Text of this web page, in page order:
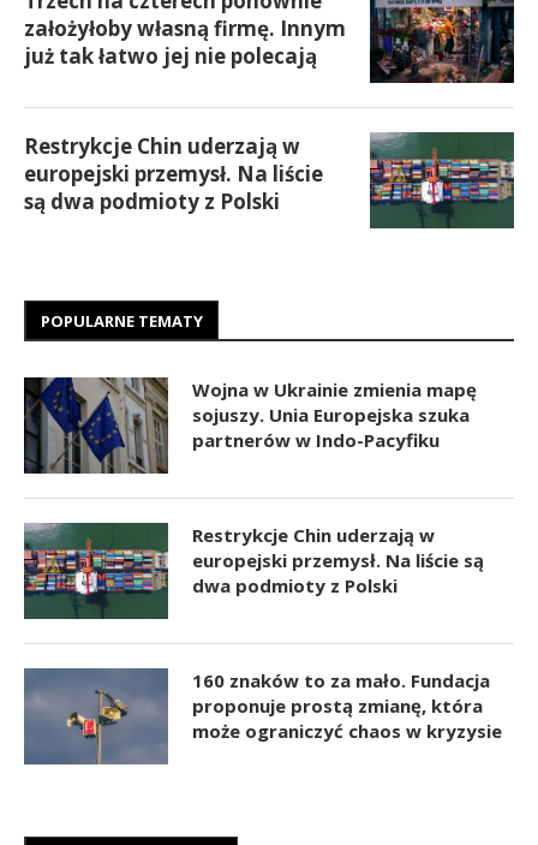
założyłoby własną firmę. Innym
już tak łatwo jej nie polecają
Restrykcje Chin uderzają w
europejski przemysł. Na liście
są dwa podmioty z Polski
POPULARNE TEMATY
Wojna w Ukrainie zmienia mapę
sojuszy. Unia Europejska szuka
partnerów w Indo-Pacyfiku
Restrykcje Chin uderzają w
europejski przemysł. Na liście są
dwa podmioty z Polski
160 znaków to za mało. Fundacja
proponuje prostą zmianę, która
może ograniczyć chaos w kryzysie